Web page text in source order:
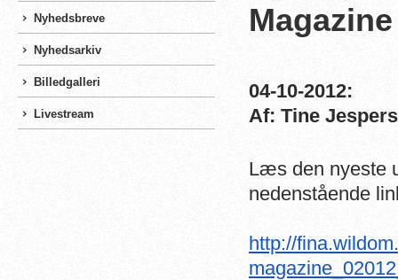
Nyhedsbreve
Nyhedsarkiv
Billedgalleri
Livestream
Magazine
04-10-2012:
Af: Tine
Læs den nyeste
nedenstående
http://